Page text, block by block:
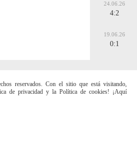
24.06.26
4:2
19.06.26
0:1
reservados. Con el sitio que está visitando,
de privacidad y la Política de cookies! ¡Aquí